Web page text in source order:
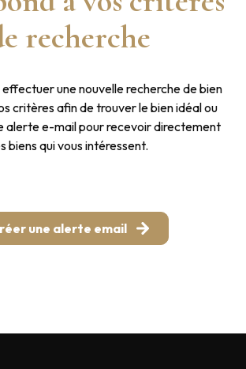
recherche
une nouvelle recherche de bien
critères afin de trouver le bien idéal ou
alerte e-mail pour recevoir directement
biens qui vous intéressent.
une alerte email